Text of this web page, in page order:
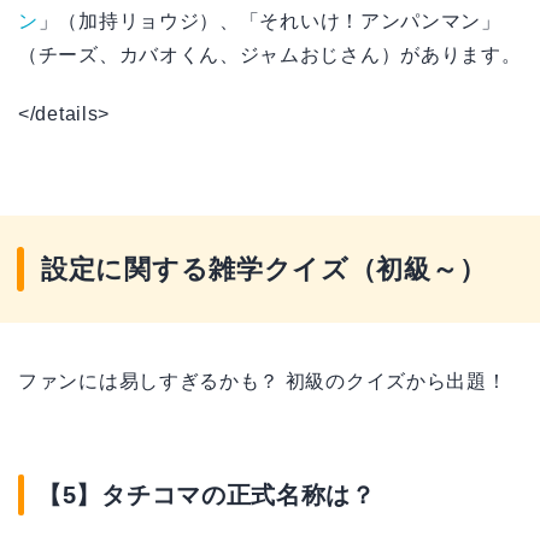
ン 」（加持リョウジ）、「それいけ！アンパンマン」
（チーズ、カバオくん、ジャムおじさん）があります。
</details>
設定に関する雑学クイズ（初級～）
ファンには易しすぎるかも？ 初級のクイズから出題！
【5】タチコマの正式名称は？